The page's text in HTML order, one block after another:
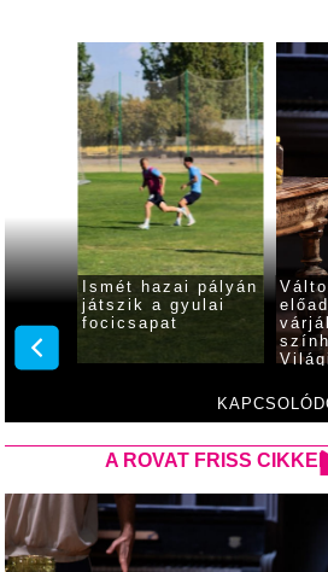
mi
Ismét hazai pályán
játszik a gyulai
focicsapat
A ROVAT FRISS CIKKEI